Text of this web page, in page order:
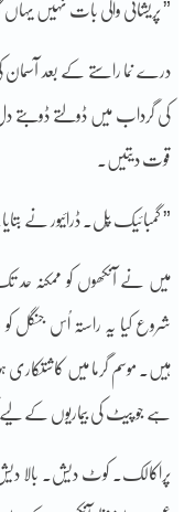
” پریشانی والی بات نہیں یہاں
درے نما راستے کے بعد آسمان
کی گرداب میں ڈولتے ڈوبتے
قوت دیتیں۔
” گمبائیک پُل۔ ڈرائیور نے
میں نے آنکھوں کو ممکنہ حد
شروع کیا یہ راستہ اُس جنگل
ہیں۔ موسم گرما میں
ہے جو پیٹ کی بیماریوں کے لیے
پراکالک۔ کوٹ دیش۔ بالا